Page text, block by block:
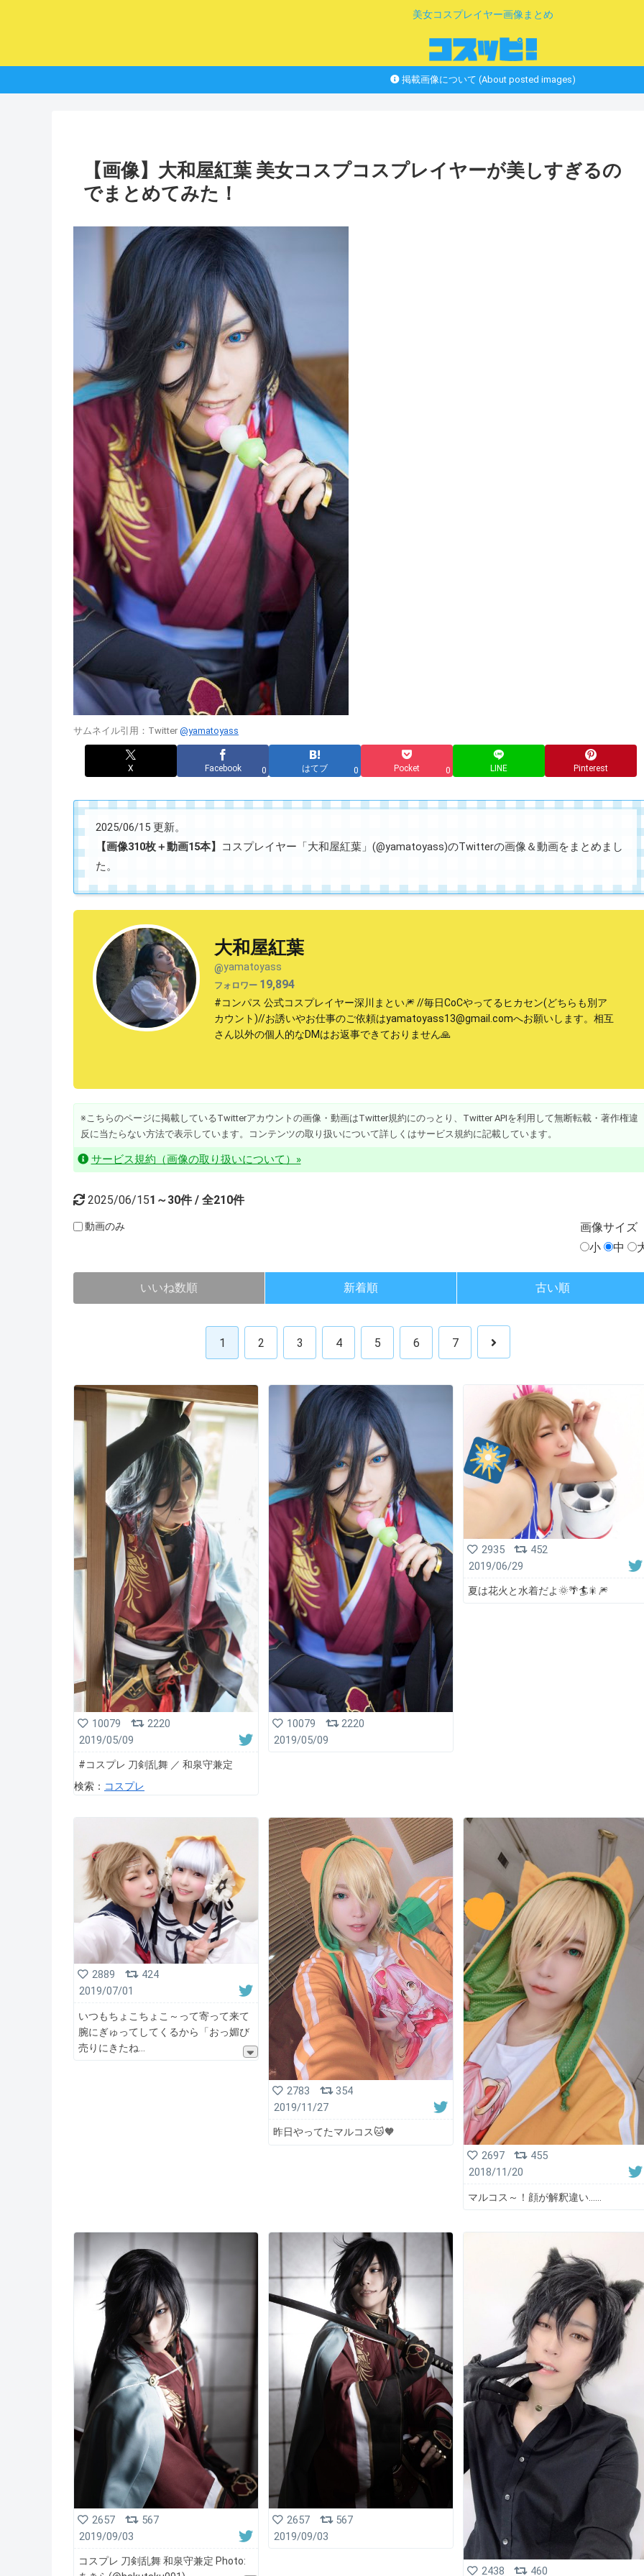
美女コスプレイヤー画像まとめ
掲載画像について (About posted images)
【画像】大和屋紅葉 美女コスプコスプレイヤーが美しすぎるの
でまとめてみた！
サムネイル引用：Twitter @yamatoyass
X Facebook 0 はてブ 0 Pocket 0 LINE Pinterest
2025/06/15 更新。
【画像310枚＋動画15本】
コスプレイヤー「大和屋紅葉」(@yamatoyass)のTwitterの画像＆動画をまとめまし
た。
大和屋紅葉
@yamatoyass
フォロワー 19,894
#コンパス 公式コスプレイヤー深川まとい🎆 //毎日CoCやってるヒカセン(どちらも別ア
カウント)//お誘いやお仕事のご依頼はyamatoyass13@gmail.comへお願いします。相互
さん以外の個人的なDMはお返事できておりません🙏
※こちらのページに掲載しているTwitterアカウントの画像・動画はTwitter規約にのっとり、Twitter APIを利用して無断転載・著作権違
反に当たらない方法で表示しています。コンテンツの取り扱いについて詳しくはサービス規約に記載しています。
サービス規約（画像の取り扱いについて）»
2025/06/151～30件 / 全210件
動画のみ 画像サイズ
小
中
いいね数順 新着順 古い順
1 2 3 4 5 6 7
10079
2220
2019/05/09
#コスプレ 刀剣乱舞 ／ 和泉守兼定
検索： コスプレ
10079
2220
2019/05/09
2935
452
2019/06/29
夏は花火と水着だよ🌞🌴🏄🎇🎆
2889
424
2019/07/01
いつもちょこちょこ～って寄って来て
腕にぎゅってしてくるから「おっ媚び
売りにきたね
2783
354
2019/11/27
昨日やってたマルコス🐱🧡
2697
455
2018/11/20
マルコス～！顔が解釈違い……
2657
567
2019/09/03
コスプレ 刀剣乱舞 和泉守兼定 Photo:
2657
567
2019/09/03
2438 460